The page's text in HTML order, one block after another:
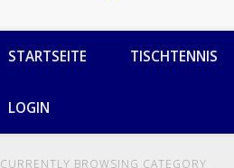
STARTSEITE TISCHTENNIS
LOGIN
CURRENTLY BROWSING CATEGORY